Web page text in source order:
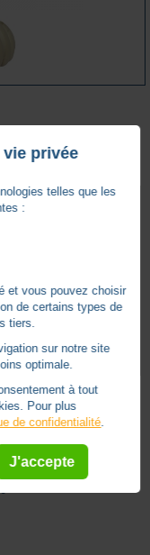
stores
DE 13 ROND DE 12
-
privée
telles que les
:
et vous pouvez choisir
de certains types de
tiers.
sur notre site
optimale.
à tout
Pour plus
de confidentialité.
J'accepte